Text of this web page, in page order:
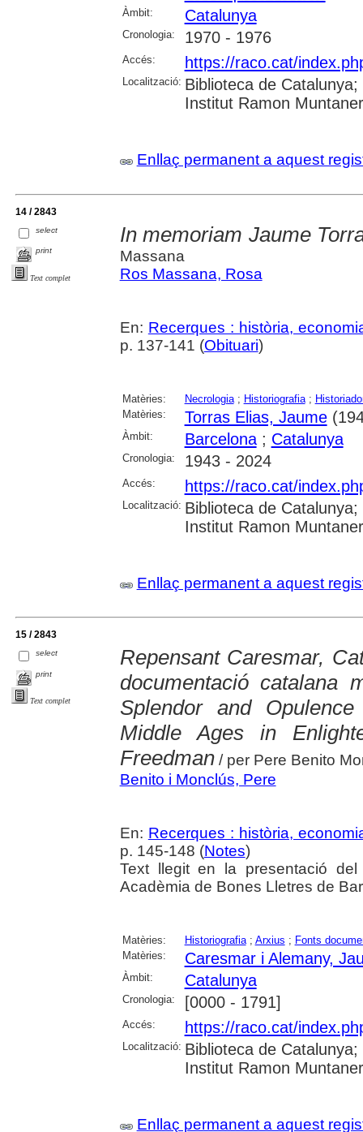
Àmbit: Catalunya
Cronologia: 1970 - 1976
Accés: https://raco.cat/
Localització: Biblioteca de
Institut Ramon
Enllaç permanent a aquest
14 / 2843
select
print
Text complet
In memoriam Jaume
Massana
Ros Massana, Rosa
En: Recerques : història,
p. 137-141 (Obituari)
Matèries: Necrologia; Historiografia;
Matèries:
Torras Elias, Jaume
Àmbit: Barcelona; Catalunya
Cronologia: 1943 - 2024
Accés: https://raco.cat/
Localització: Biblioteca de
Institut Ramon
Enllaç permanent a aquest
15 / 2843
select
print
Text complet
Repensant Caresmar,
documentació catalana
Splendor and
Middle Ages in
Freedman/ per Pere Benito
Benito i Monclús, Pere
En: Recerques : història,
p. 145-148 (Notes)
Text llegit en la presentació
Acadèmia de Bones Lletres de
Matèries: Historiografia; Arxius ; Fonts
Matèries:
Caresmar i Alemany,
Àmbit: Catalunya
Cronologia: [0000 - 1791]
Accés: https://raco.cat/
Localització: Biblioteca de
Institut Ramon
Enllaç permanent a aquest